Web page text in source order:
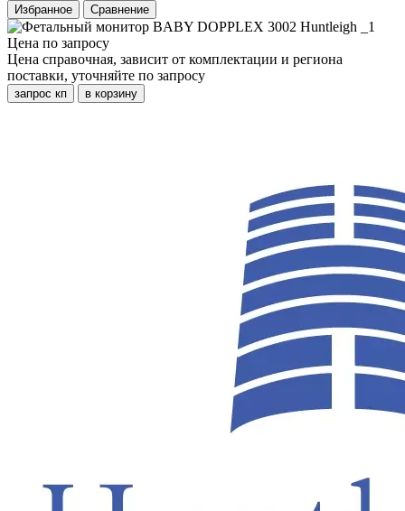
Избранное Сравнение
Цена по запросу
Цена справочная, зависит от комплектации и региона
поставки, уточняйте по запросу
запрос кп в корзину